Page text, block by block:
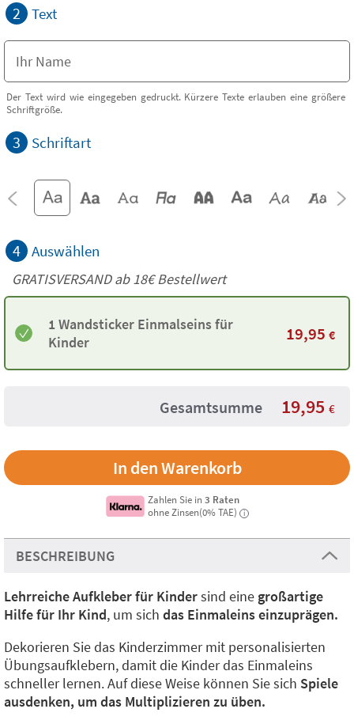
2 Text
Der Text wird wie eingegeben gedruckt. Kürzere Texte erlauben eine größere
Schriftgröße.
3 Schriftart
4 Auswählen
GRATISVERSAND ab18€Bestellwert
1 Wandsticker Einmalseins für
Kinder
19,95 €
Gesamtsumme 19,95 €
Zahlen Sie in3 Raten
ohne Zinsen(0% TAE)
i
BESCHREIBUNG
Lehrreiche Aufkleber für Kindersind eine großartige
Hilfe für Ihr Kind, um sich das Einmaleins einzuprägen.
Dekorieren Sie das Kinderzimmer mit personalisierten
Übungsaufklebern, damit die Kinder das Einmaleins
schneller lernen. Auf diese Weise können Sie sich Spiele
ausdenken, um das Multiplizieren zu üben.